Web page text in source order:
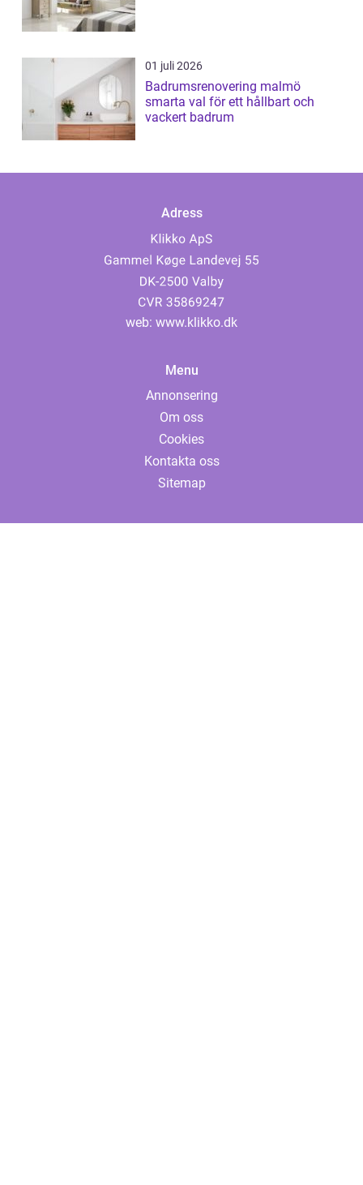
01 juli 2026
Badrumsrenovering malmö
smarta val för ett hållbart och
vackert badrum
Adress
web: www.klikko.dk
Menu
Annonsering
Om oss
Cookies
Kontakta oss
Sitemap